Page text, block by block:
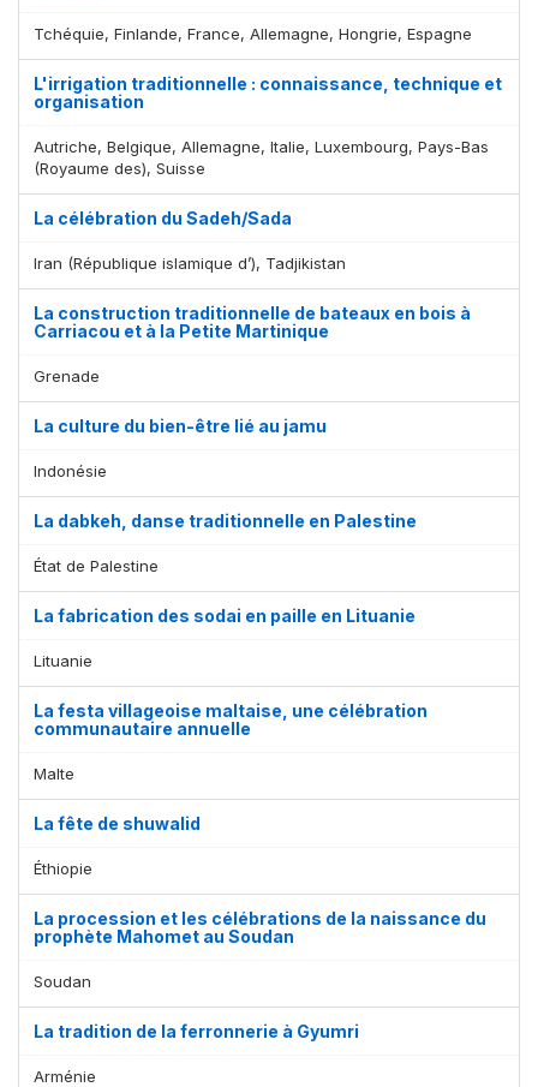
Tchéquie, Finlande, France, Allemagne, Hongrie, Espagne
L'irrigation traditionnelle : connaissance, technique et
organisation
Autriche, Belgique, Allemagne, Italie, Luxembourg, Pays-Bas
(Royaume des), Suisse
La célébration du Sadeh/Sada
Iran (République islamique d’), Tadjikistan
La construction traditionnelle de bateaux en bois à
Carriacou et à la Petite Martinique
Grenade
La culture du bien-être lié au jamu
Indonésie
La dabkeh, danse traditionnelle en Palestine
État de Palestine
La fabrication des sodai en paille en Lituanie
Lituanie
La festa villageoise maltaise, une célébration
communautaire annuelle
Malte
La fête de shuwalid
Éthiopie
La procession et les célébrations de la naissance du
prophète Mahomet au Soudan
Soudan
La tradition de la ferronnerie à Gyumri
Arménie